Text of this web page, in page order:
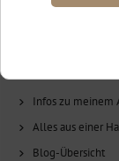
Jetzt Wunschtermin
Infos zu meinem
Alles aus einer
Blog-Übersicht